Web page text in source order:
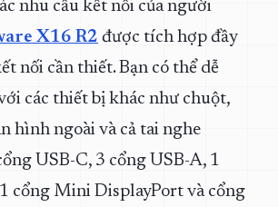
nhu cầu kết nối của người
X16 R2 được tích hợp đầy
nối cần thiết. Bạn có thể dễ
các thiết bị khác như chuột,
hình ngoài và cả tai nghe
USB-C, 3 cổng USB-A, 1
cổng Mini DisplayPort và cổng